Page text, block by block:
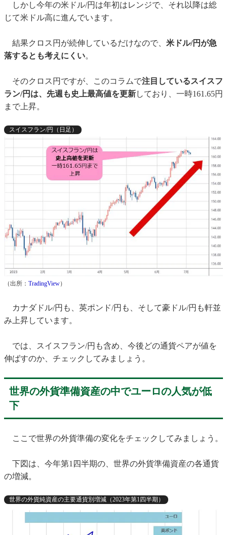
しかし今年の米ドル/円は年初はレンジで、それ以降は総
じて米ドル高に進んでいます。
結果クロス円が続伸しているだけなので、 米ドル/円が急
落するとも考えにくい。
そのクロス円ですが、このコラムで注目しているスイスフ
ラン/円は、先週も史上最高値を更新しており、一時161.65円
まで上昇。
スイスフラン/円（日足）
（出所： TradingView）
カナダドル/円も、英ポンド/円も、そして豪ドル/円も軒並
み上昇しています。
では、スイスフラン/円も含め、今後どの通貨ペアが値を
伸ばすのか、チェックしてみましょう。
世界の外貨準備資産の中でユーロの人気が低
下
ここで世界の外貨準備の変化をチェックしてみましょう。
下図は、今年第1四半期の、世界の外貨準備資産の各通貨
の増減。
世界の外貨純資産の主要通貨別増減（2023年第1四半期）